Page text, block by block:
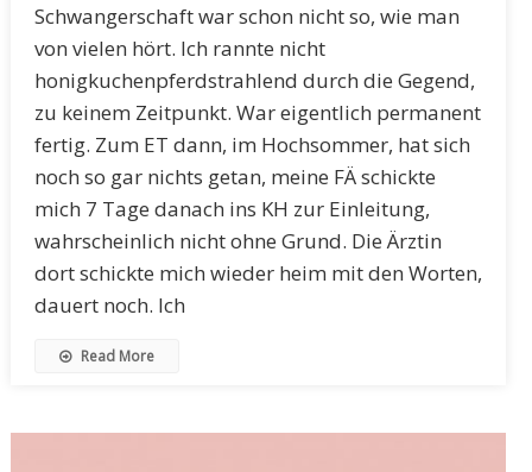
Schwangerschaft war schon nicht so, wie man
von vielen hört. Ich rannte nicht
honigkuchenpferdstrahlend durch die Gegend,
zu keinem Zeitpunkt. War eigentlich permanent
fertig. Zum ET dann, im Hochsommer, hat sich
noch so gar nichts getan, meine FÄ schickte
mich 7 Tage danach ins KH zur Einleitung,
wahrscheinlich nicht ohne Grund. Die Ärztin
dort schickte mich wieder heim mit den Worten,
dauert noch. Ich
Read More